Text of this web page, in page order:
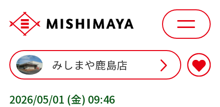
みしまや鹿島店
2026/05/01 (金) 09:46